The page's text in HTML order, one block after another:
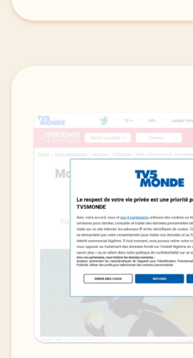
caracteristiques materiel